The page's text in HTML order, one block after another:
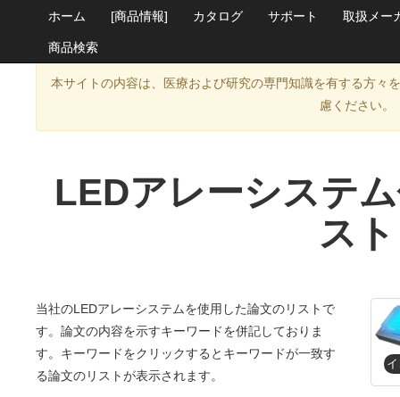
ホーム [商品情報] カタログ サポート 取扱メー
商品検索
本サイトの内容は、医療および研究の専門知識を有する方々
慮ください。
LEDアレーシステ
スト
当社のLEDアレーシステムを使用した論文のリストで
す。論文の内容を示すキーワードを併記しておりま
す。キーワードをクリックするとキーワードが一致す
る論文のリストが表示されます。